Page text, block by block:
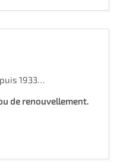
1933…
de renouvellement.